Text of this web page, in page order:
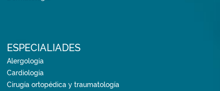
ESPECIALIADES
Alergología
Cardiología
Cirugía ortopédica y traumatología